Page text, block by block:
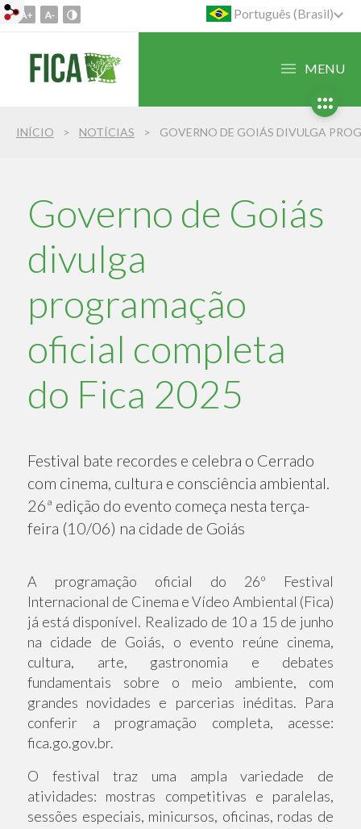
Ir
conteúdo
para
Português (Brasil)
MENU
INÍCIO NOTÍCIAS
Governo de Goiás
divulga
programação
oficial completa
do Fica 2025
Festival bate recordes e celebra o Cerrado
com cinema, cultura e consciência ambiental.
26ª edição do evento começa nesta terça-
feira (10/06) na cidade de Goiás
A programação oficial do 26º Festival
Internacional de Cinema e Vídeo Ambiental (Fica)
já está disponível. Realizado de 10 a 15 de junho
na cidade de Goiás, o evento reúne cinema,
cultura, arte, gastronomia e debates
fundamentais sobre o meio ambiente, com
grandes novidades e parcerias inéditas. Para
conferir a programação completa, acesse:
fica.go.gov.br.
O festival traz uma ampla variedade de
atividades: mostras competitivas e paralelas,
sessões especiais, minicursos, oficinas, rodas de